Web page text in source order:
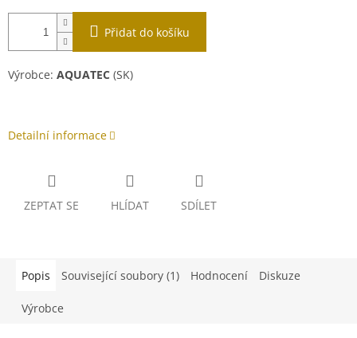
Přidat do košíku
Výrobce: AQUATEC (SK)
Detailní informace
ZEPTAT SE HLÍDAT SDÍLET
Popis Související soubory (1) Hodnocení Diskuze
Výrobce